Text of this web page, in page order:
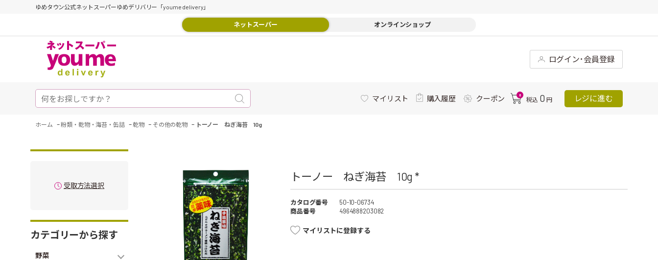
ゆめタウン公式ネットスーパーゆめデリバリー「youme delivery」
ネットスーパー オンラインショップ
ログイン･会員登録
マイリスト 購入履歴 クーポン 0
税込 0 円 レジに進む
ホーム -粉類・乾物・海苔・缶詰 -乾物 - その他の乾物 - トーノー ねぎ海苔 10g
受取方法選択
カテゴリーから探す
野菜
トーノー ねぎ海苔 10g *
カタログ番号
50-10-06734
商品番号
4964888203082
マイリストに登録する